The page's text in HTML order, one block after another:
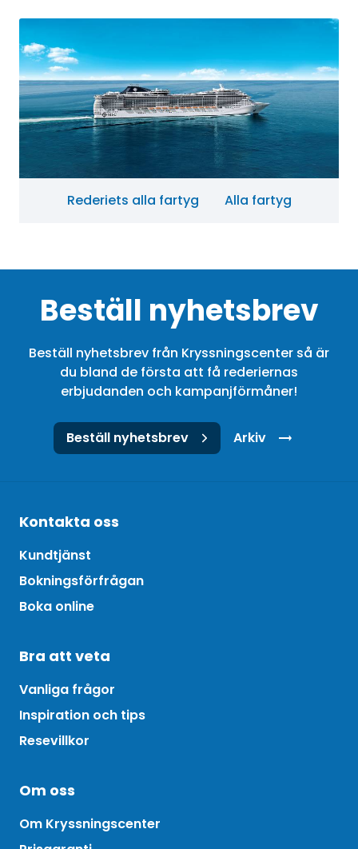
Rederiets alla fartyg Alla fartyg
Beställ nyhetsbrev
Beställ nyhetsbrev från Kryssningscenter så är
du bland de första att få rederiernas
erbjudanden och kampanjförmåner!
Beställ nyhetsbrev Arkiv
Kontakta oss
Kundtjänst
Bokningsförfrågan
Boka online
Bra att veta
Vanliga frågor
Inspiration och tips
Resevillkor
Om oss
Om Kryssningscenter